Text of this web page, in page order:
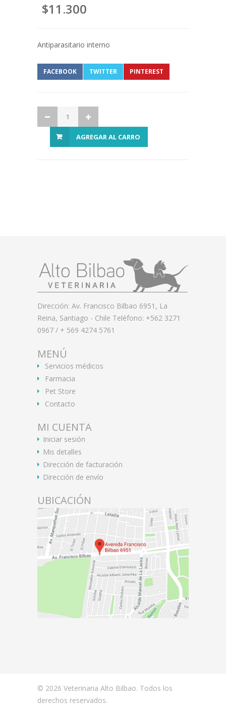
$11.300
Antiparasitario interno
FACEBOOK TWITTER PINTEREST
AGREGAR AL CARRO
Dirección: Av. Francisco Bilbao 6951, La
Reina, Santiago - Chile Teléfono: +562 3271
0967 / + 569 4274 5761
MENÚ
Servicios médicos
Farmacia
Pet Store
Contacto
MI CUENTA
Iniciar sesión
Mis detalles
Dirección de facturación
Dirección de envío
UBICACIÓN
© 2026 Veterinaria Alto Bilbao. Todos los
derechos reservados.